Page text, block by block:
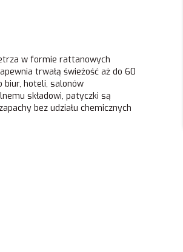
w formie rattanowych
trwałą świeżość aż do 60
biur, hoteli, salonów
składowi, patyczki są
bez udziału chemicznych